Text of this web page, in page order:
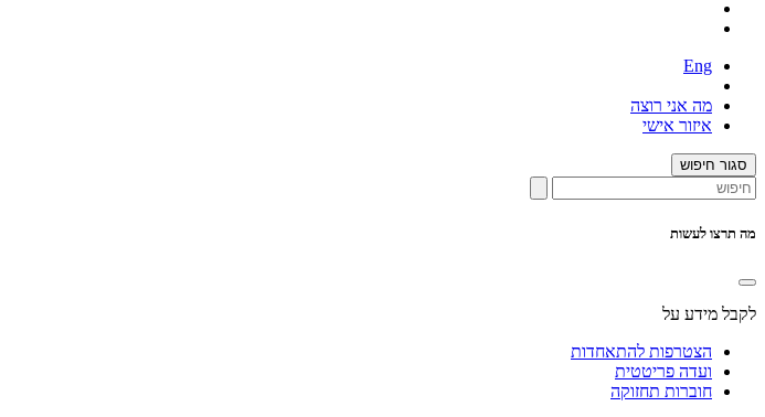
Eng
מה אני רוצה
איזור אישי
סגור חיפוש
מה תרצו לעשות
לקבל מידע על
הצטרפות להתאחדות
ועדה פריטטית
חוברות תחזוקה